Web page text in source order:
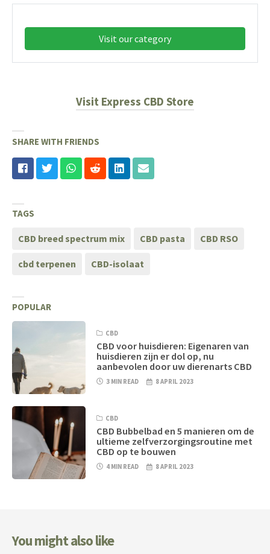
Visit our category
Visit Express CBD Store
SHARE WITH FRIENDS
TAGS
CBD breed spectrum mix CBD pasta CBD RSO
cbd terpenen CBD-isolaat
POPULAR
CBD
CBD voor huisdieren: Eigenaren van
huisdieren zijn er dol op, nu
aanbevolen door uw dierenarts CBD
3 MIN READ 8 APRIL 2023
CBD
CBD Bubbelbad en 5 manieren om de
ultieme zelfverzorgingsroutine met
CBD op te bouwen
4 MIN READ 8 APRIL 2023
You might also like